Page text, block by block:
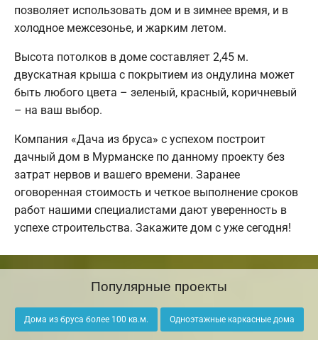
позволяет использовать дом и в зимнее время, и в
холодное межсезонье, и жарким летом.
Высота потолков в доме составляет 2,45 м.
двускатная крыша с покрытием из ондулина может
быть любого цвета – зеленый, красный, коричневый
– на ваш выбор.
Компания «Дача из бруса» с успехом построит
дачный дом в Мурманске по данному проекту без
затрат нервов и вашего времени. Заранее
оговоренная стоимость и четкое выполнение сроков
работ нашими специалистами дают уверенность в
успехе строительства. Закажите дом с уже сегодня!
Популярные проекты
Дома из бруса более 100 кв.м. Одноэтажные каркасные дома